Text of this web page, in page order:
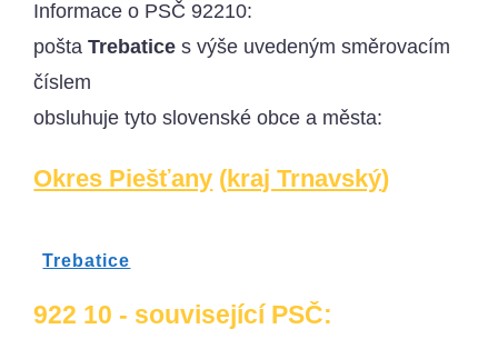
Informace o PSČ 92210:
poštaTrebatice s výše uvedeným směrovacím
číslem
obsluhuje tyto slovenské obce a města:
Okres Piešťany (kraj Trnavský)
Trebatice
922 10 - související PSČ: